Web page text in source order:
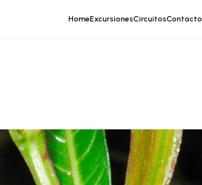
HomeExcursionesCircuitosContacto